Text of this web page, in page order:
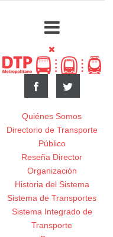
Quiénes Somos
Directorio de Transporte
Público
Reseña Director
Organización
Historia del Sistema
Sistema de Transportes
Sistema Integrado de
Transporte